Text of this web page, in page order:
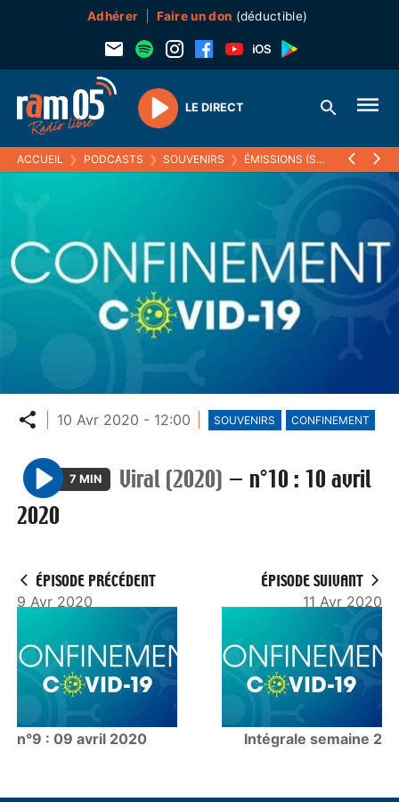
Adhérer Faire un don (déductible)
Play
LE DIRECT
ACCUEIL ❯ PODCASTS ❯ SOUVENIRS ❯ ÉMISSIONS (SOUVENIRS) ❯
Partager
10 Avr 2020 - 12:00 SOUVENIRS CONFINEMENT
P
l
7 MIN Viral (2020) — n°10 : 10 avril
2020
ÉPISODE PRÉCÉDENT
9 Avr 2020
n°9 : 09 avril 2020
ÉPISODE SUIVANT
11 Avr 2020
Intégrale semaine 2